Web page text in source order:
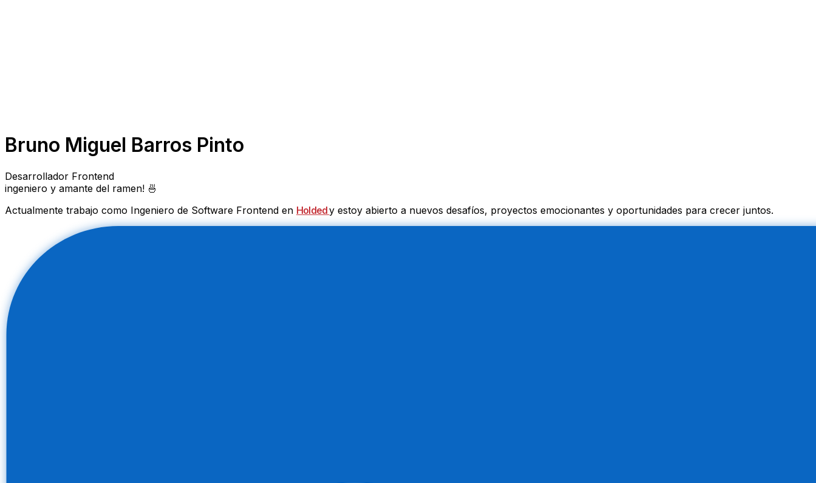
Bruno Miguel Barros Pinto
Desarrollador Frontend
ingeniero y amante del ramen! 🍜
Actualmente trabajo como Ingeniero de Software Frontend en Holdedy estoy abierto a nuevos desafíos, proyectos emocionantes y oportunidades para crecer juntos.